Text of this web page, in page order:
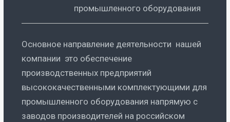
промышленного оборудования
Основное направление деятельности нашей
компании это обеспечение
производственных предприятий
высококачественными комплектующими для
промышленного оборудования напрямую с
заводов производителей на российском